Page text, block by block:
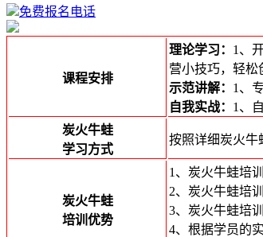
免费报名电话
课程安排
理论学习： 1、
营小技巧，轻松
示范讲解： 1、
自我实战： 1、
炭火牛蛙
学习方式
按照详细炭火牛
炭火牛蛙
培训优势
1、炭火牛蛙培
2、炭火牛蛙培
3、炭火牛蛙培
4、根据学员的